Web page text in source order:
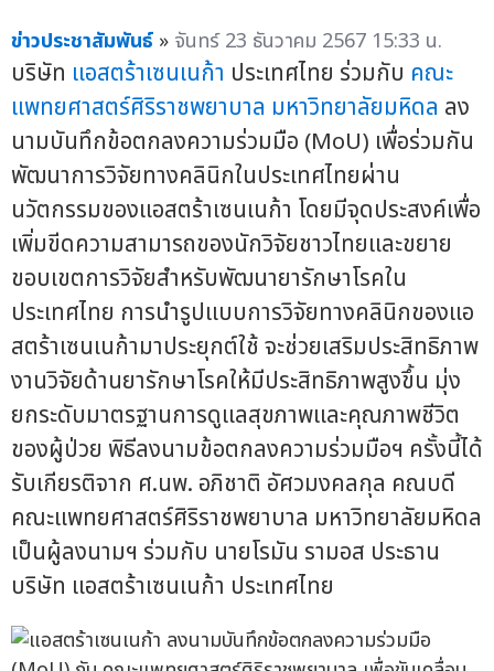
ข่าวประชาสัมพันธ์ » จันทร์ 23 ธันวาคม 2567 15:33 น.
บริษัท แอสตร้าเซนเนก้า ประเทศไทย ร่วมกับ คณะ
แพทยศาสตร์ศิริราชพยาบาล มหาวิทยาลัยมหิดล ลง
นามบันทึกข้อตกลงความร่วมมือ (MoU) เพื่อร่วมกัน
พัฒนาการวิจัยทางคลินิกในประเทศไทยผ่าน
นวัตกรรมของแอสตร้าเซนเนก้า โดยมีจุดประสงค์เพื่อ
เพิ่มขีดความสามารถของนักวิจัยชาวไทยและขยาย
ขอบเขตการวิจัยสำหรับพัฒนายารักษาโรคใน
ประเทศไทย การนำรูปแบบการวิจัยทางคลินิกของแอ
สตร้าเซนเนก้ามาประยุกต์ใช้ จะช่วยเสริมประสิทธิภาพ
งานวิจัยด้านยารักษาโรคให้มีประสิทธิภาพสูงขึ้น มุ่ง
ยกระดับมาตรฐานการดูแลสุขภาพและคุณภาพชีวิต
ของผู้ป่วย พิธีลงนามข้อตกลงความร่วมมือฯ ครั้งนี้ได้
รับเกียรติจาก ศ.นพ. อภิชาติ อัศวมงคลกุล คณบดี
คณะแพทยศาสตร์ศิริราชพยาบาล มหาวิทยาลัยมหิดล
เป็นผู้ลงนามฯ ร่วมกับ นายโรมัน รามอส ประธาน
บริษัท แอสตร้าเซนเนก้า ประเทศไทย